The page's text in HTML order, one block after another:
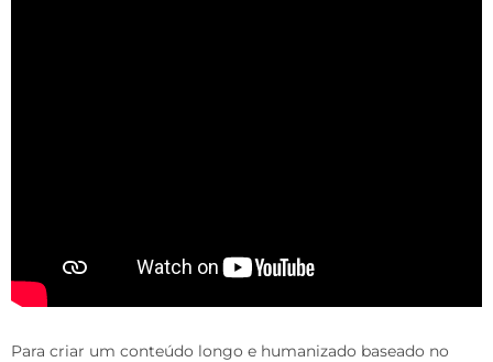
Para criar um conteúdo longo e humanizado baseado no